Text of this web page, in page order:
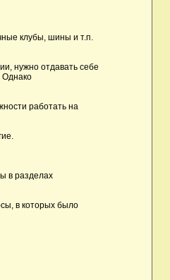
клубы, шины и т.п.
нужно отдавать себе
Однако
работать на
в разделах
в которых было